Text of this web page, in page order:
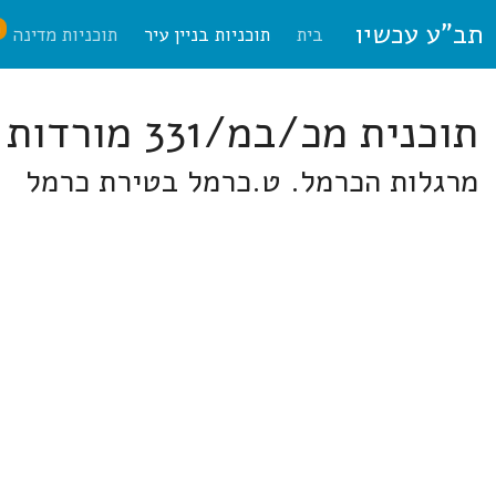
תב"ע עכשיו בית תוכניות בניין עיר תוכניות מדינה
תוכנית מכ/במ/331 מורדות הכרמל
מרגלות הכרמל. ט.כרמל בטירת כרמל